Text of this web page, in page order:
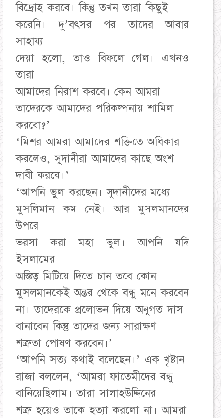
বিদ্রোহ করবে। কিন্তু তখন তারা কিছুই
করেনি। দু’বৎসর পর তাদের আবার
সাহায্য
দেয়া হলো, তাও বিফলে গেল। এখনও
তারা
আমাদের নিরাশ করবে। কেন আমরা
তাদেরকে আমাদের পরিকল্পনায় শামিল
করবো?’
‘মিশর আমরা আমাদের শক্তিতে অধিকার
করলেও, সুদানীরা আমাদের কাছে অংশ
দাবী করবে।’
‘আপনি ভুল করছেন। সুদানীদের মধ্যে
মুসলিমান কম নেই। আর মুসলমানদের
উপরে
ভরসা করা মহা ভুল। আপনি যদি
ইসলামের
অস্তিত্ব মিটিয়ে দিতে চান তবে কোন
মুসলমানকেই অন্তর থেকে বন্ধু মনে করবেন
না। তাদেরকে প্রলোভন দিয়ে অনুগত দাস
বানাবেন কিন্তু তাদের জন্য সারাক্ষণ
শত্রুতা পোষণ করবেন।’
‘আপনি সত্য কথাই বলেছেন।’ এক খৃষ্টান
রাজা বললেন, ‘আমরা ফাতেমীদের বন্ধু
বানিয়েছিলাম। তারা সালাহউদ্দিনের
শত্রু হয়েও তাকে হত্যা করলো না। আমরা